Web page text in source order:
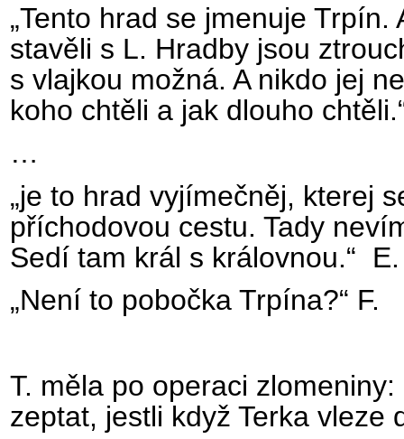
„Tento hrad se jmenuje
stavěli s L. Hradby jsou
s vlajkou možná. A nikdo jej
koho chtěli a jak dlouho
…
„je to hrad vyjímečněj, kterej
příchodovou cestu. Tady
Sedí tam král s královnou.“ E.
„Není to pobočka Trpína?“ F.
T. měla po operaci
zeptat, jestli když Terka